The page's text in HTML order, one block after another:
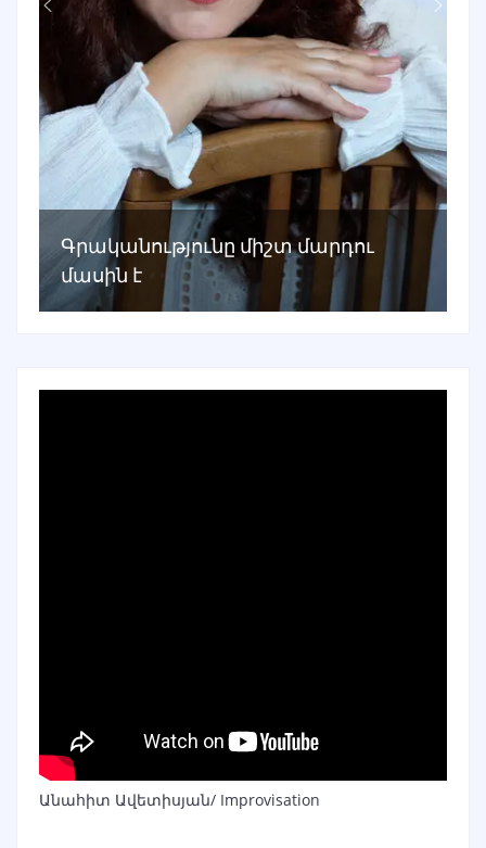
Գրականությունը միշտ մարդու
մասին է
Անահիտ Ավետիսյան/ Improvisation